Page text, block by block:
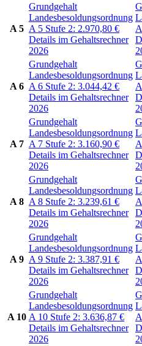
A 5
Grundgehalt
Landesbesoldungsordnung
A 5 Stufe 2: 2.970,80 €
Details im Gehaltsrechner
2026
A 6
Grundgehalt
Landesbesoldungsordnung
A 6 Stufe 2: 3.044,42 €
Details im Gehaltsrechner
2026
A 7
Grundgehalt
Landesbesoldungsordnung
A 7 Stufe 2: 3.160,90 €
Details im Gehaltsrechner
2026
A 8
Grundgehalt
Landesbesoldungsordnung
A 8 Stufe 2: 3.239,61 €
Details im Gehaltsrechner
2026
A 9
Grundgehalt
Landesbesoldungsordnung
A 9 Stufe 2: 3.387,91 €
Details im Gehaltsrechner
2026
A 10
Grundgehalt
Landesbesoldungsordnung
A 10 Stufe 2: 3.636,87 €
Details im Gehaltsrechner
2026